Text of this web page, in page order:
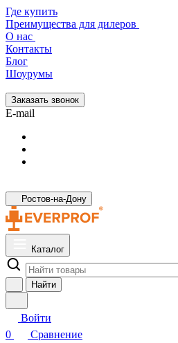
Где купить
Преимущества для дилеров
О нас
Контакты
Блог
Шоурумы
Заказать звонок
E-mail
Ростов-на-Дону
Каталог
Найти
Войти
0
Сравнение